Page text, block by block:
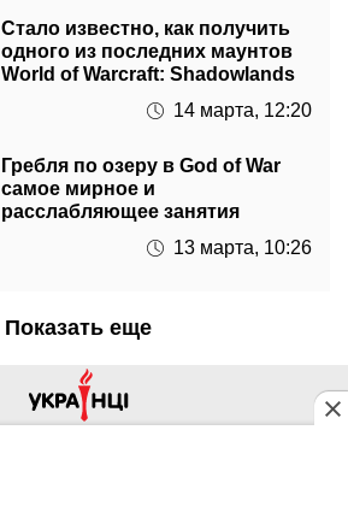
World of Warcraft: Shadowlands
14 марта, 12:20
Гребля по озеру в God of War
расслабляющее занятия